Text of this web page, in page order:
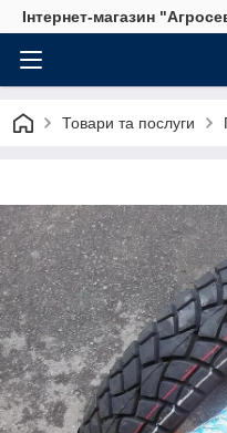
Інтернет-магазин
Товари та послуги